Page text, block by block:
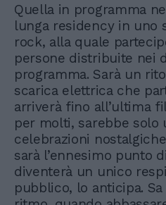
Quella in programma
lunga residency in uno
rock, alla quale
persone distribuite nei
programma. Sarà un
scarica elettrica che
arriverà fino all’ultima
per molti, sarebbe solo
celebrazioni
sarà l’ennesimo punto
diventerà un unico
pubblico, lo anticipa.